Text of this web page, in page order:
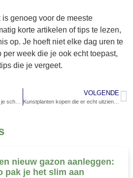
genoeg voor de meeste
korte artikelen of tips te lezen,
op. Je hoeft niet elke dag uren te
per week die je ook echt toepast,
die je vergeet.
VOLGENDE
Kunstplanten kopen die er echt uitzien: waar let je op?
nieuw gazon aanleggen:
pak je het slim aan